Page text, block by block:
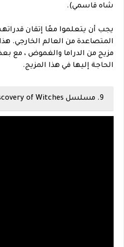
شاه قاسمي).
يجب أن يتعلموا معًا إتقان قدراتهم
مزيج من الدراما والغموض ، مع
الحاجة إليها في هذا المزيج.
9. مسلسل A Discovery of Witches